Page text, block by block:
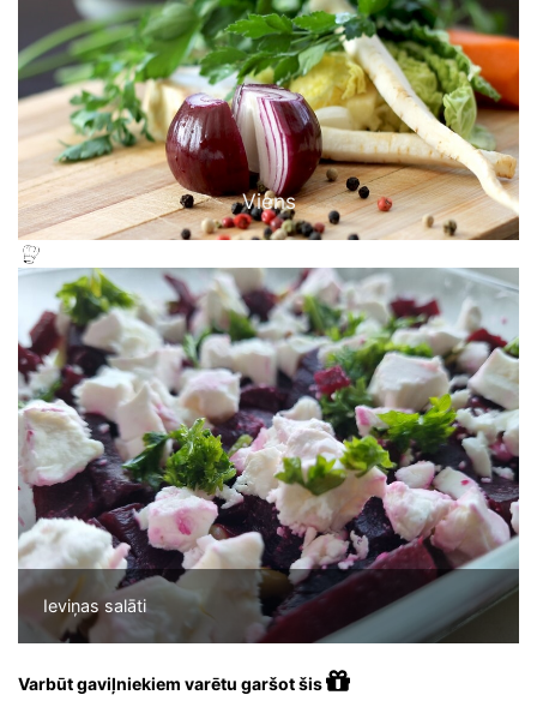
Viens
Ieviņas salāti
Varbūt gaviļniekiem varētu garšot šis